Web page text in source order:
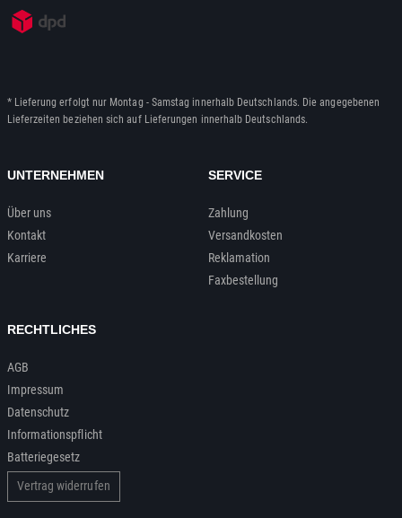
* Lieferung erfolgt nur Montag - Samstag innerhalb Deutschlands. Die angegebenen
Lieferzeiten beziehen sich auf Lieferungen innerhalb Deutschlands.
UNTERNEHMEN
Über uns
Kontakt
Karriere
SERVICE
Zahlung
Versandkosten
Reklamation
Faxbestellung
RECHTLICHES
AGB
Impressum
Datenschutz
Informationspflicht
Batteriegesetz
Vertrag widerrufen